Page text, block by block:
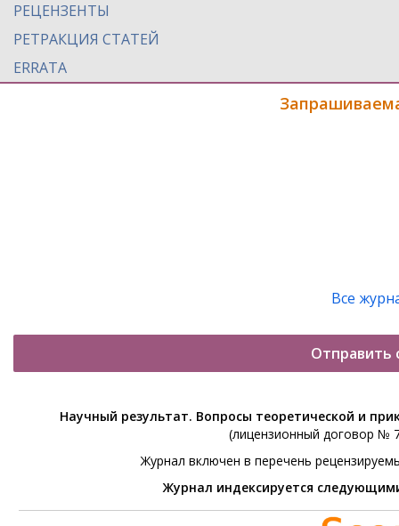
РЕЦЕНЗЕНТЫ
РЕТРАКЦИЯ СТАТЕЙ
ERRATA
Все
Отправить
Научный результат. Вопросы теоретической и
(лицензионный договор №
Журнал включен в перечень
Журнал индексируется